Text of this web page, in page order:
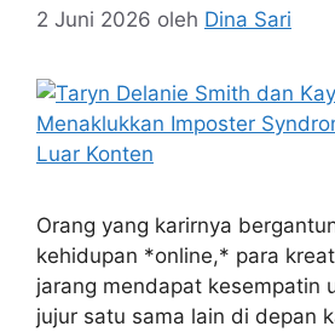
2 Juni 2026 oleh Dina Sari
Orang yang karirnya
kehidupan *online,* para
jarang mendapat kesempatin
jujur satu sama lain di depan